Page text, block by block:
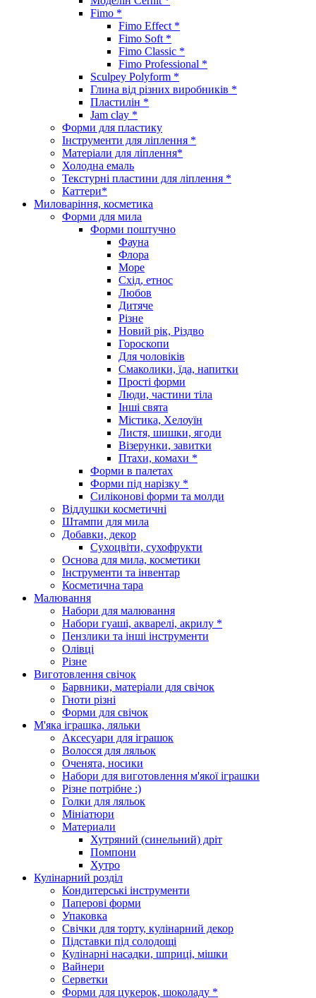
Fimo *
Fimo Effect *
Fimo Soft *
Fimo Classic *
Fimo Professional *
Sculpey Polyform *
Глина від різних виробників *
Пластилін *
Jam clay *
Форми для пластику
Інструменти для ліплення *
Матеріали для ліплення*
Холодна емаль
Текстурні пластини для ліплення *
Каттери*
Миловаріння, косметика
Форми для мила
Форми поштучно
Фауна
Флора
Море
Схід, етнос
Любов
Дитяче
Різне
Новий рік, Різдво
Гороскопи
Для чоловіків
Смаколики, їда, напитки
Прості форми
Люди, частини тіла
Інші свята
Містика, Хелоуїн
Листя, шишки, ягоди
Візерунки, завитки
Птахи, комахи *
Форми в палетах
Форми під нарізку *
Силіконові форми та молди
Віддушки косметичні
Штампи для мила
Добавки, декор
Сухоцвіти, сухофрукти
Основа для мила, косметики
Інструменти та інвентар
Косметична тара
Малювання
Набори для малювання
Набори гуаші, акварелі, акрилу *
Пензлики та інші інструменти
Олівці
Різне
Виготовлення свічок
Барвники, матеріали для свічок
Гноти різні
Форми для свічок
М'яка іграшка, ляльки
Аксесуари для іграшок
Волосся для ляльок
Оченята, носики
Набори для виготовлення м'якої іграшки
Різне потрібне :)
Голки для ляльок
Мініатюри
Материали
Хутряний (синельний) дріт
Помпони
Хутро
Кулінарний розділ
Кондитерські інструменти
Паперові форми
Упаковка
Свічки для торту, кулінарний декор
Підставки під солодощі
Кулінарні насадки, шприці, мішки
Вайнери
Серветки
Форми для цукерок, шоколаду *